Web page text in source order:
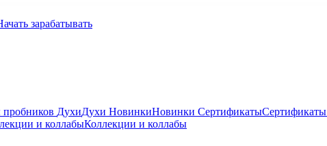
зарабатывать
ДухиДухи НовинкиНовинки СертификатыСертификаты
и коллабыКоллекции и коллабы